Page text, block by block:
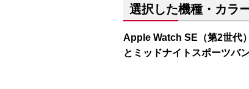
選択した機種・カラ
Apple Watch SE（第2世代
とミッドナイトスポーツバ